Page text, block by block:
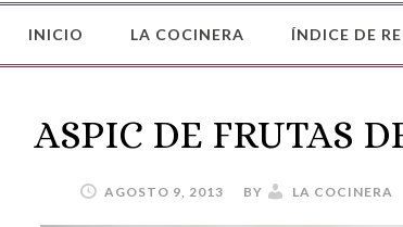
INICIO LA COCINERA ÍNDICE DE
ASPIC DE FRUTAS
AGOSTO 9, 2013 BY LA COCINERA